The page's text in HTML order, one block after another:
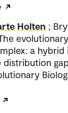
Holten ;
evolutionary
a hybrid
distribution